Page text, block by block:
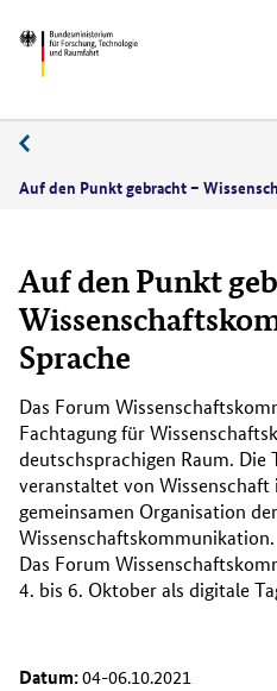
zum
(Eingabetaste)
zum
(Eingabetaste)
zur
(Eingabetaste)
BMFTR
Auf den Punkt gebracht –
Auf den Punkt
Sprache
Das Forum
Fachtagung für
deutschsprachigen Raum. Die
veranstaltet von Wissenschaft
gemeinsamen Organisation
Wissenschaftskommunikation.
Das Forum
4. bis 6. Oktober als digitale
Datum:04-06.10.2021